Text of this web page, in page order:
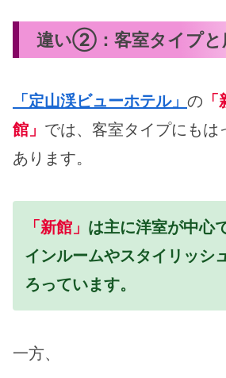
違い②：客室タイプと
「定山渓ビューホテル」 の
館」 では、客室タイプにもは
あります。
「新館」 は主に洋室が中心
インルームやスタイリッシ
ろっています。
一方、